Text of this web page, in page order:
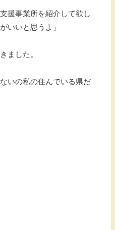
援事業所を紹介して欲し
いいと思うよ」
ました。
いの私の住んでいる県だ